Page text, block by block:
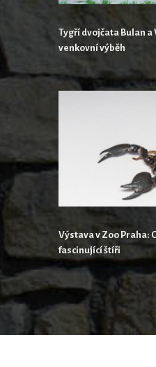
Tygří dvojčata Bulan
venkovní výběh
Výstava v Zoo Praha:
fascinující štíři